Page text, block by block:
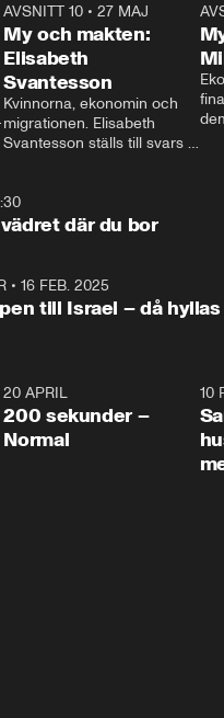
AVSNITT 10 •27 MAJ
My och makten:
Elisabeth
Svantesson
Kvinnorna, ekonomin och
migrationen. Elisabeth
Svantesson ställs till svars
där du bor
• 16 FEB. 2025
till Israel – då hyllas
20 APRIL
200 sekunder –
Normal
10